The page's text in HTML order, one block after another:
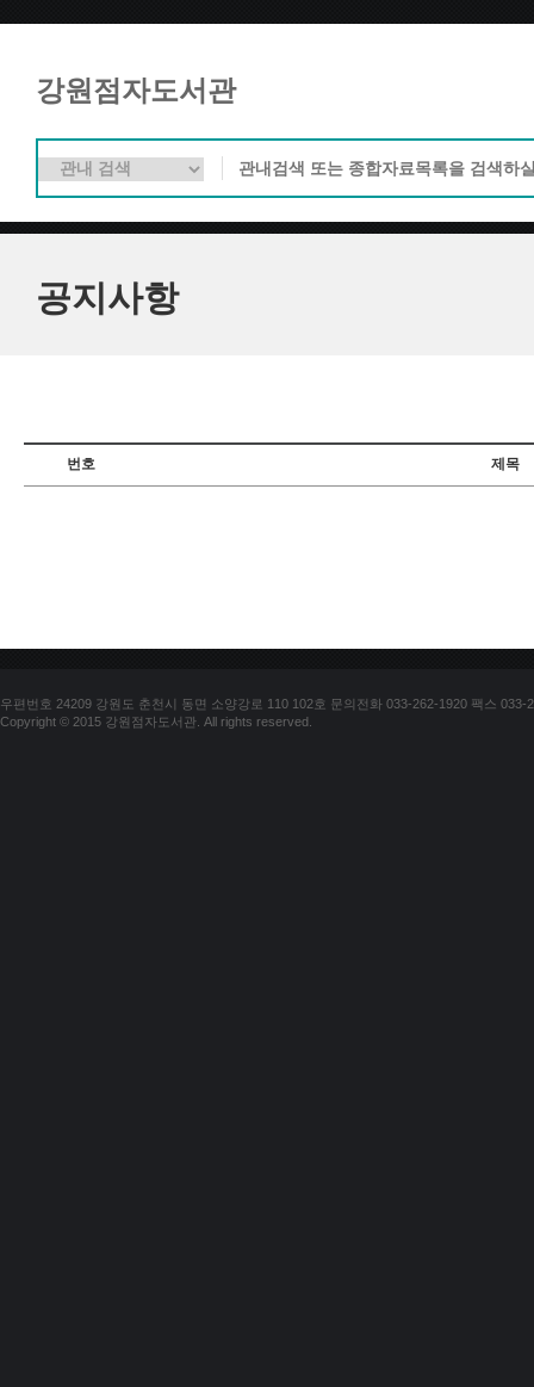
강원점자도서관
공지사항
번호 제목
우편번호 24209 강원도 춘천시 동면 소양강로 110 102호 문의전화 033-262-1920 팩스 033-
Copyright © 2015 강원점자도서관. All rights reserved.